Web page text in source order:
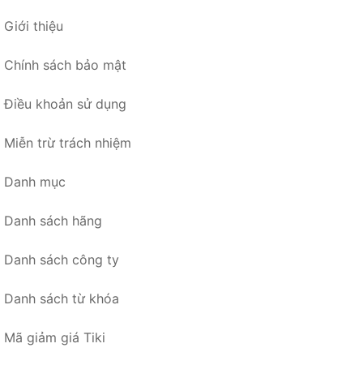
Giới thiệu
Chính sách bảo mật
Điều khoản sử dụng
Miễn trừ trách nhiệm
Danh mục
Danh sách hãng
Danh sách công ty
Danh sách từ khóa
Mã giảm giá Tiki